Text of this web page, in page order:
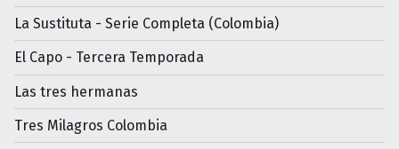
La Sustituta - Serie Completa (Colombia)
El Capo - Tercera Temporada
Las tres hermanas
Tres Milagros Colombia